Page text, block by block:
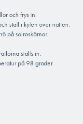
och frys in.
ställ i kylen över natten.
på solroskärnor.
ställs in.
på 98 grader.